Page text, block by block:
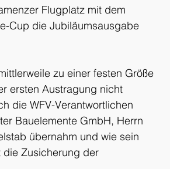
Flugplatz mit dem
Cup die Jubiläumsausgabe
zu einer festen Größe
ersten Austragung nicht
die WFV-Verantwortlichen
Bauelemente GmbH, Herrn
übernahm und wie sein
Zusicherung der